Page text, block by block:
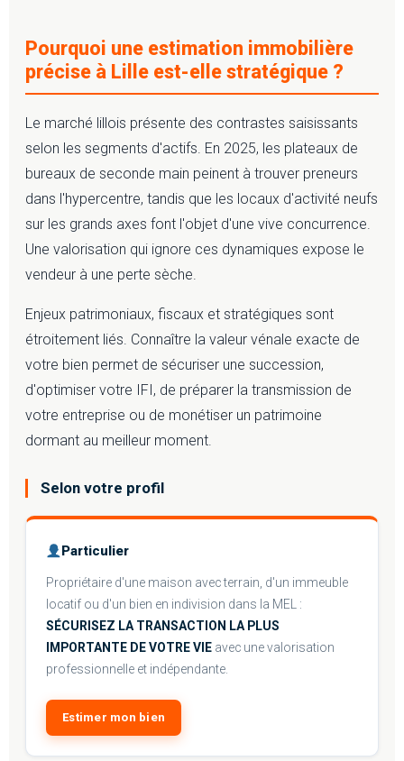
Pourquoi une estimation immobilière
précise à Lille est-elle stratégique ?
Le marché lillois présente des contrastes saisissants
selon les segments d'actifs. En 2025, les plateaux de
bureaux de seconde main peinent à trouver preneurs
dans l'hypercentre, tandis que les locaux d'activité neufs
sur les grands axes font l'objet d'une vive concurrence.
Une valorisation qui ignore ces dynamiques expose le
vendeur à une perte sèche.
Enjeux patrimoniaux, fiscaux et stratégiques sont
étroitement liés. Connaître la valeur vénale exacte de
votre bien permet de sécuriser une succession,
d'optimiser votre IFI, de préparer la transmission de
votre entreprise ou de monétiser un patrimoine
dormant au meilleur moment.
Selon votre profil
Particulier
Propriétaire d'une maison avec terrain, d'un immeuble
locatif ou d'un bien en indivision dans la MEL :
SÉCURISEZ LA TRANSACTION LA PLUS
IMPORTANTE DE VOTRE VIE avec une valorisation
professionnelle et indépendante.
Estimer mon bien